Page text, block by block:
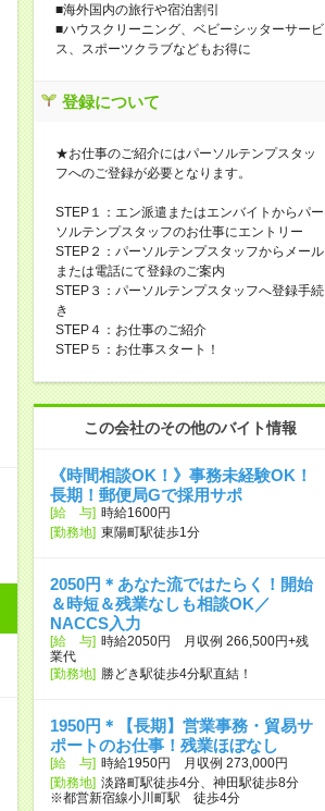
■海外国内の旅行や宿泊割引
■ハウスクリーニング、ベビーシッターサービ
ス、スポーツクラブなどもお得に
登録について
★お仕事のご紹介にはパーソルテンプスタッ
フへのご登録が必要となります。
STEP１：エン派遣またはエンバイトからパー
ソルテンプスタッフのお仕事にエントリー
STEP２：パーソルテンプスタッフからメール
または電話にて登録のご案内
STEP３：パーソルテンプスタッフへ登録手続
き
STEP４：お仕事のご紹介
STEP５：お仕事スタート！
この会社のその他のバイト情報
《時間相談OK！》事務未経験OK！
長期！郵便局Gで採用サポ
[給 与] 時給1600円
[勤務地] 東陽町駅徒歩1分
2050円＊あなた流ではたらく！開始
＆時短＆残業なしも相談OK／
NACCS入力
[給 与] 時給2050円 月収例 266,500円+残
業代
[勤務地] 勝どき駅徒歩4分駅直結！
1950円＊【長期】営業事務・貿易サ
ポートのお仕事！残業ほぼなし
[給 与] 時給1950円 月収例 273,000円
[勤務地] 淡路町駅徒歩4分、神田駅徒歩8分
※都営新宿線小川町駅 徒歩4分